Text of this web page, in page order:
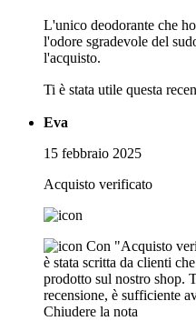
L'unico deodorante che
l'odore sgradevole del
l'acquisto.
Ti è stata utile questa
Eva
15 febbraio 2025
Acquisto verificato
Con "Acquisto
è stata scritta da clienti
prodotto sul nostro shop.
recensione, è sufficiente
Chiudere la nota